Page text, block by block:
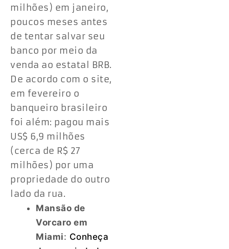
milhões) em janeiro,
poucos meses antes
de tentar salvar seu
banco por meio da
venda ao estatal BRB.
De acordo com o site,
em fevereiro o
banqueiro brasileiro
foi além: pagou mais
US$ 6,9 milhões
(cerca de R$ 27
milhões) por uma
propriedade do outro
lado da rua.
Mansão de
Vorcaro em
Miami: Conheça